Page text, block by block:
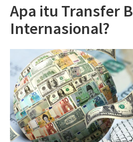
Apa itu Transfer
Internasional?